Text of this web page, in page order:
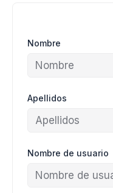
Nombre
Apellidos
Nombre de usuario